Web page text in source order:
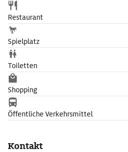
Restaurant
Spielplatz
Toiletten
Shopping
Öffentliche Verkehrsmittel
Kontakt